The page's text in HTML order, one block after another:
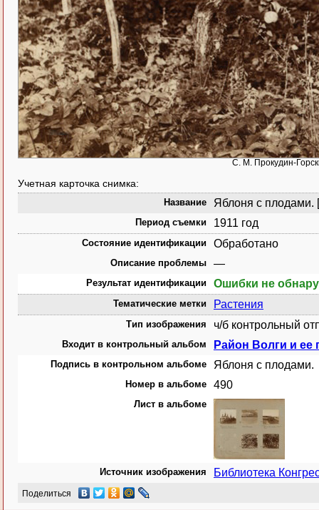
С. М. Прокудин-
Учетная карточка снимка:
Название Яблоня с плодами.
Период съемки 1911 год
Состояние идентификации Обработано
Описание проблемы —
Результат идентификации Ошибки не
Тематические метки Растения
Тип изображения ч/б контрольный
Входит в контрольный альбом Район Волги и ее
Подпись в контрольном альбоме Яблоня с плодами.
Номер в альбоме 490
Лист в альбоме
Источник изображения Библиотека
Поделиться